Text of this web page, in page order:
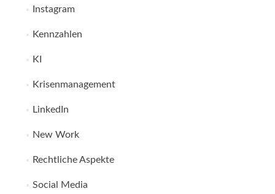
Instagram
Kennzahlen
KI
Krisenmanagement
LinkedIn
New Work
Rechtliche Aspekte
Social Media